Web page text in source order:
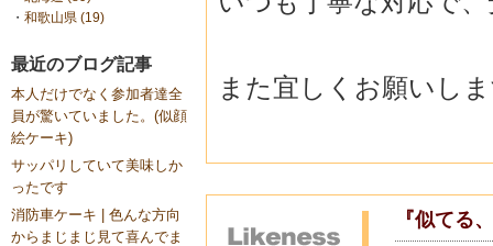
・ 和歌山県 (19)
最近のブログ記事
本人だけでなく参加者達全
員が驚いていました。(似顔
絵ケーキ)
サッパリしていて美味しか
ったです
消防車ケーキ | 色んな方向
からまじまじ見て喜んでま
また宜しくお願いし
『似てる